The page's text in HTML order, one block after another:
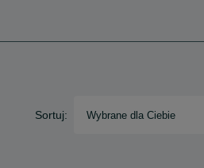
Sortuj: Wybrane dla Ciebie